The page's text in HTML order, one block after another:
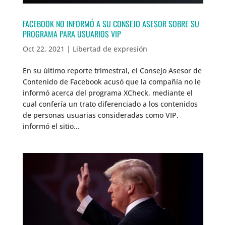
FACEBOOK NO INFORMÓ A SU CONSEJO ASESOR SOBRE SU
PROGRAMA PARA USUARIOS VIP
Oct 22, 2021 | Libertad de expresión
En su último reporte trimestral, el Consejo Asesor de
Contenido de Facebook acusó que la compañía no le
informó acerca del programa XCheck, mediante el
cual confería un trato diferenciado a los contenidos
de personas usuarias consideradas como VIP,
informó el sitio...